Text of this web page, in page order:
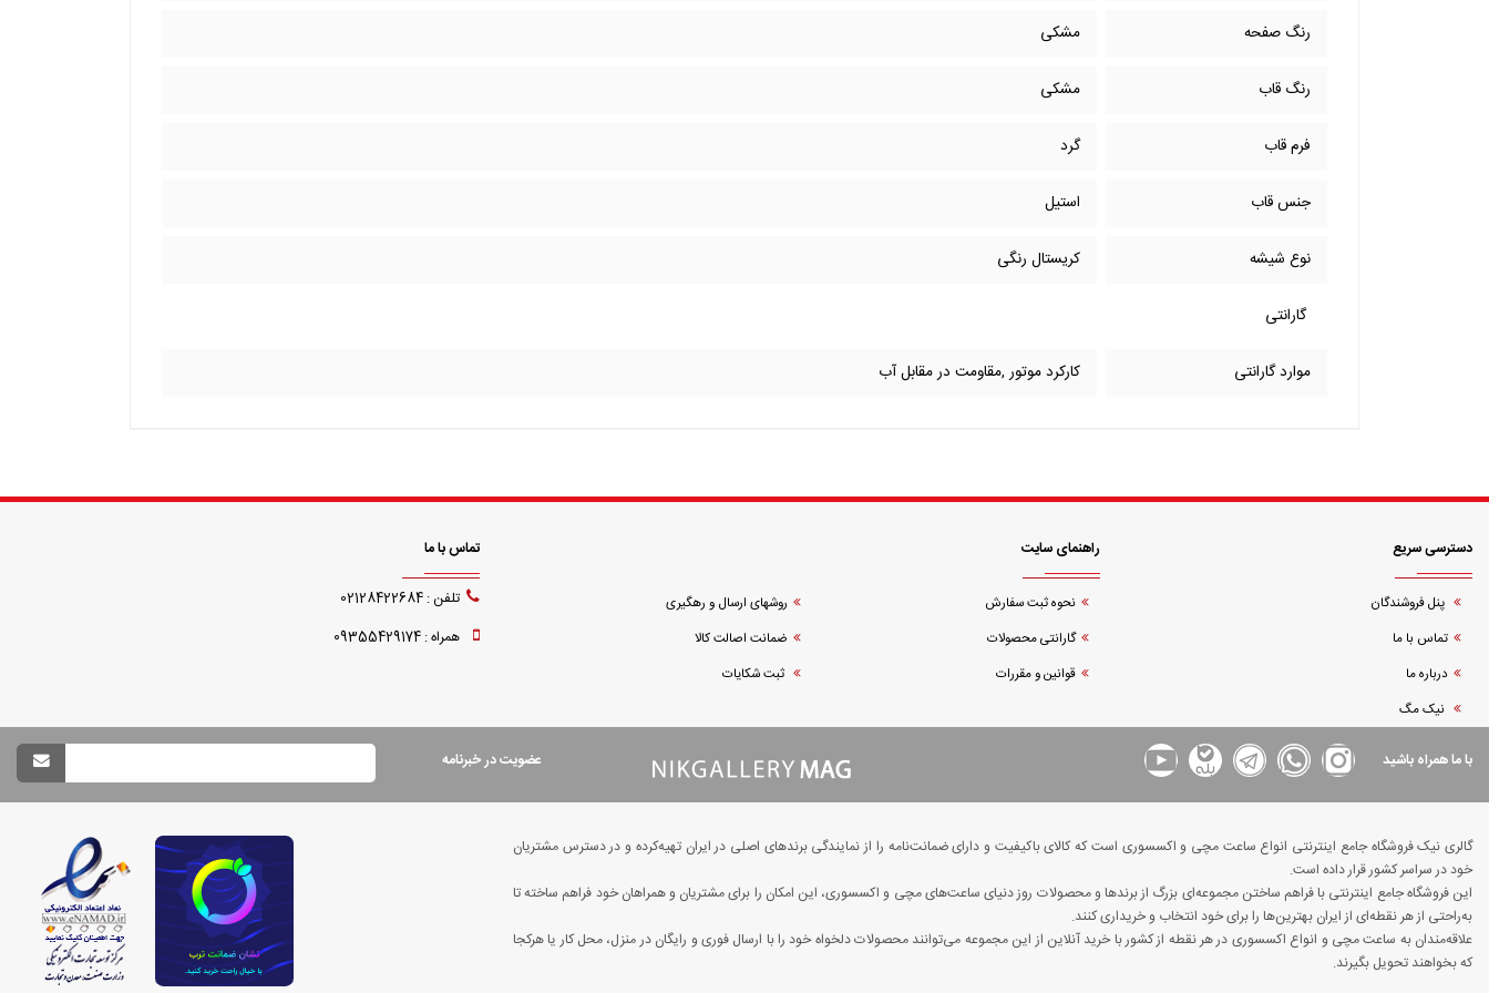
رنگ صفحه مشکی
رنگ قاب مشکی
فرم قاب گرد
جنس قاب استیل
نوع شیشه کریستال رنگی
گارانتی
موارد گارانتی کارکرد موتور ,مقاومت در مقابل آب
دسترسی سریع
پنل فروشندگان
تماس با ما
درباره ما
نیک مگ
راهنمای سایت
نحوه ثبت سفارش
روشهای ارسال و رهگیری
گارانتی محصولات
ضمانت اصالت کالا
قوانین و مقررات
ثبت شکایات
تماس با ما
تلفن : 02128422684
همراه : 09355429174
با ما همراه باشید عضویت در خبرنامه
گالری نیک فروشگاه جامع اینترنتی انواع ساعت مچی و اکسسوری است که کالای باکیفیت و دارای ضمانت‌نامه را از نمایندگی برندهای اصلی در ایران تهیه‌کرده و در دسترس مشتریان
خود در سراسر کشور قرار داده است.
این فروشگاه جامع اینترنتی با فراهم ساختن مجموعه‌ای بزرگ از برندها و محصولات روز دنیای ساعت‌های مچی و اکسسوری، این امکان را برای مشتریان و همراهان خود فراهم ساخته تا
به‌راحتی از هر نقطه‌ای از ایران بهترین‌ها را برای خود انتخاب و خریداری کنند.
علاقه‌مندان به ساعت مچی و انواع اکسسوری در هر نقطه از کشور با خرید آنلاین از این مجموعه می‌توانند محصولات دلخواه خود را با ارسال فوری و رایگان در منزل، محل کار یا هرکجا
که بخواهند تحویل بگیرند.